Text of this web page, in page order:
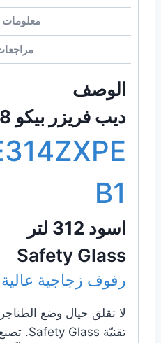
معلومات
الوصف
ديب فريزر بيكو 8 درج
B1
اسود 312 لتر
Safety Glass
رفوف زجاجية عالية
لا تقلق حيال وضع